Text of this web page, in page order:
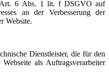
Art. 6 Abs. 1 lit. f DSGVO auf
an der Verbesserung der
Website.
Dienstleister, die für den
als Auftragsverarbeiter